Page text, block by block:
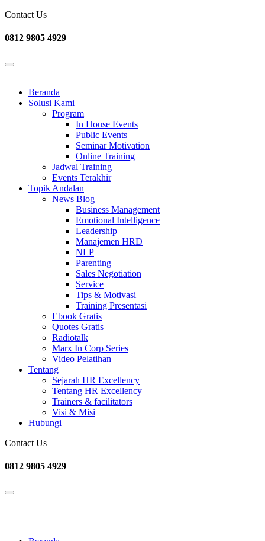
Contact Us
0812 9805 4929
Beranda
Solusi Kami
Program
In House Events
Public Events
Seminar Motivation
Online Training
Jadwal Training
Events Terakhir
Topik Andalan
News Blog
Business Management
Emotional Intelligence
Leadership
Manajemen HRD
NLP
Parenting
Sales Negotiation
Service
Tips & Motivasi
Training Presentasi
Ebook Gratis
Quotes Gratis
Radiotalk
Marx In Corp Series
Video Pelatihan
Tentang
Sejarah HR Excellency
Tentang HR Excellency
Trainers & facilitators
Visi & Misi
Hubungi
Contact Us
0812 9805 4929